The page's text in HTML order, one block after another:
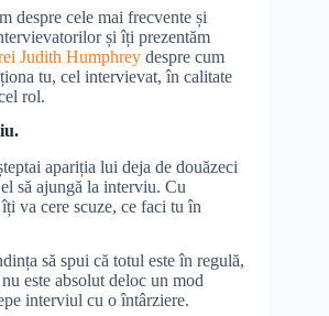
despre cele mai frecvente și
și îți prezentăm
Judith Humphrey despre cum
tu, cel intervievat, în calitate
rol.
apariția lui deja de douăzeci
să ajungă la interviu. Cu
va cere scuze, ce faci tu în
să spui că totul este în regulă,
este absolut deloc un mod
interviul cu o întârziere.